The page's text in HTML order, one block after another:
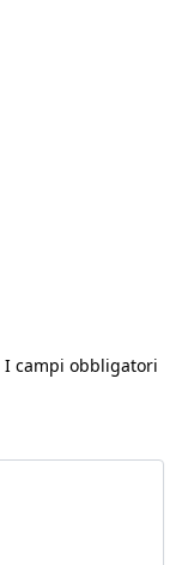
I campi obbligatori